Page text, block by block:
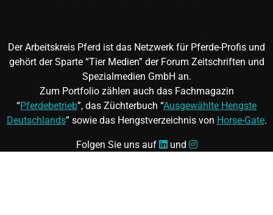
Der Arbeitskreis Pferd ist das Netzwerk für Pferde-Profis und
gehört der Sparte “Tier Medien” der Forum Zeitschriften und
Spezialmedien GmbH an.
Zum Portfolio zählen auch das Fachmagazin
“Pferdebetrieb”, das Züchterbuch “Ausgewählte Hengste
Deutschlands” sowie das Hengstverzeichnis von Horse-Gate.
Folgen Sie uns auf und